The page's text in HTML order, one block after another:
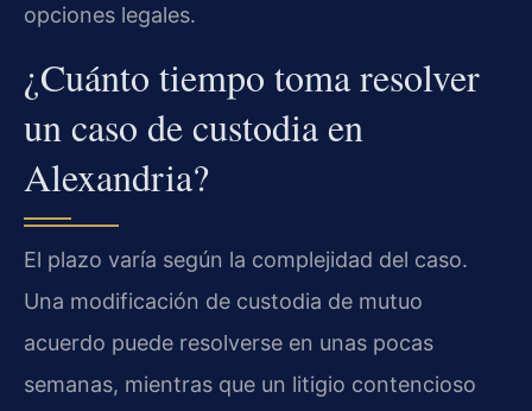
opciones legales.
¿Cuánto tiempo toma resolver
un caso de custodia en
Alexandria?
El plazo varía según la complejidad del caso.
Una modificación de custodia de mutuo
acuerdo puede resolverse en unas pocas
semanas, mientras que un litigio contencioso